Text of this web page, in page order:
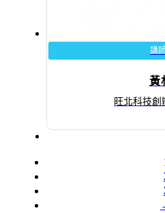
講
黃
旺北科技創